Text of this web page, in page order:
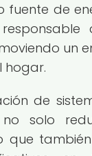
fuente de
un
hogar.
de
solo
que